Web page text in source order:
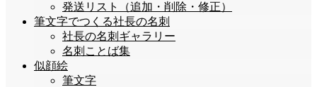
発送リスト（追加・削除・修正）
筆文字でつくる社長の名刺
社長の名刺ギャラリー
名刺ことば集
似顔絵
筆文字